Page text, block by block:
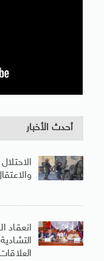
أحدث الأخبار
انعقاد